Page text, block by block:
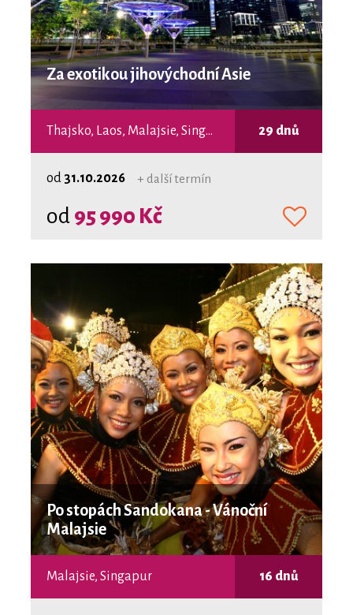
Za exotikou jihovýchodní Asie
Thajsko, Laos, Malajsie, Singapur 29 dnů
od 31.10.2026 + další termín
od 95 990 Kč
Po stopách Sandokana - Vánoční
Malajsie
Malajsie, Singapur 16 dnů